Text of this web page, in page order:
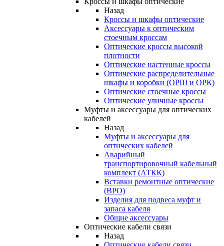
Назад
Кроссы и шкафы оптические
Аксессуары к оптическим
стоечным кроссам
Оптические кроссы высокой
плотности
Оптические настенные кроссы
Оптические распределительные
шкафы и коробки (ОРШ и ОРК)
Оптические стоечные кроссы
Оптические уличные кроссы
Муфты и аксессуары для оптических
кабелей
Назад
Муфты и аксессуары для
оптических кабелей
Аварийный
транспортировочный кабельный
комплект (АТКК)
Вставки ремонтные оптические
(ВРО)
Изделия для подвеса муфт и
запаса кабеля
Общие аксессуары
Оптические кабели связи
Назад